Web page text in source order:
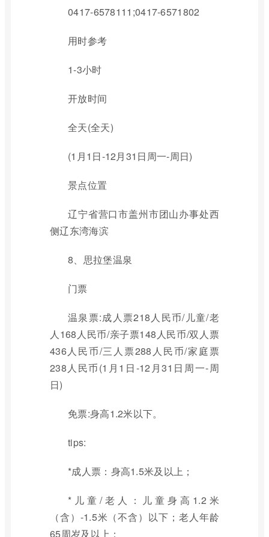
0417-6578111;0417-6571802
用时参考
1-3小时
开放时间
全天(全天)
(1月1日-12月31日周一-周日)
景点位置
辽宁省营口市盖州市团山办事处西
侧辽东湾海滨
8、思拉堡温泉
门票
温泉票:成人票218人民币/儿童/老
人168人民币/亲子票148人民币/双人票
436人民币/三人票288人民币/家庭票
238人民币(1月1日-12月31日周一-周
日)
免票:身高1.2米以下。
tips:
*成人票：身高1.5米及以上；
*儿童/老人：儿童身高1.2米
（含）-1.5米（不含）以下；老人年龄
65周岁及以上；